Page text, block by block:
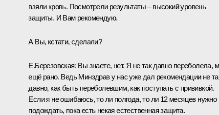
взяли кровь. Посмотрели результаты – высокий уровень
защиты. И Вам рекомендую.
А Вы, кстати, сделали?
Е.Березовская: Вы знаете, нет. Я не так давно переболела,
ещё рано. Ведь Минздрав у нас уже дал рекомендации не
давно, как быть переболевшим, как поступать с прививкой.
Если я не ошибаюсь, то ли полгода, то ли 12 месяцев нужно
подождать, пока есть некая естественная защита.